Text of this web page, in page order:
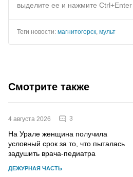
выделите ее и нажмите Ctrl+Enter
Теги новости: магнитогорск мульт
Смотрите также
4 августа 2026 3
На Урале женщина получила
условный срок за то, что пыталась
задушить врача-педиатра
ДЕЖУРНАЯ ЧАСТЬ